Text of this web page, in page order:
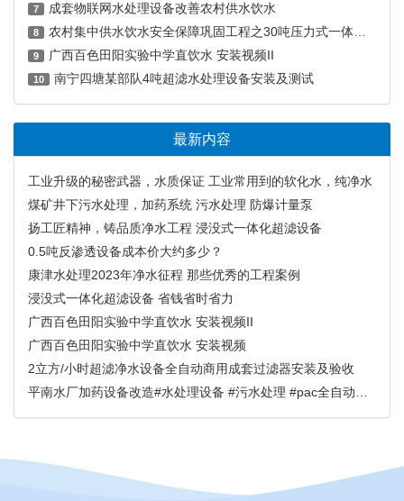
7 成套物联网水处理设备改善农村供水饮水
8 农村集中供水饮水安全保障巩固工程之30吨压力式一体净水工程案例
9 广西百色田阳实验中学直饮水 安装视频II
10 南宁四塘某部队4吨超滤水处理设备安装及测试
最新内容
工业升级的秘密武器，水质保证 工业常用到的软化水，纯净水
煤矿井下污水处理，加药系统 污水处理 防爆计量泵
扬工匠精神，铸品质净水工程 浸没式一体化超滤设备
0.5吨反渗透设备成本价大约多少？
康津水处理2023年净水征程 那些优秀的工程案例
浸没式一体化超滤设备 省钱省时省力
广西百色田阳实验中学直饮水 安装视频II
广西百色田阳实验中学直饮水 安装视频
2立方/小时超滤净水设备全自动商用成套过滤器安装及验收
平南水厂加药设备改造#水处理设备 #污水处理 #pac全自动加药装置